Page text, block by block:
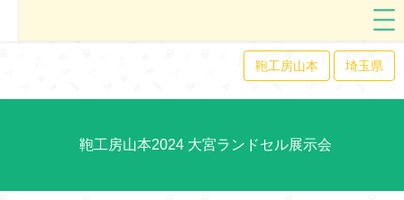
鞄工房山本 埼玉県
鞄工房山本2024 大宮ランドセル展示会